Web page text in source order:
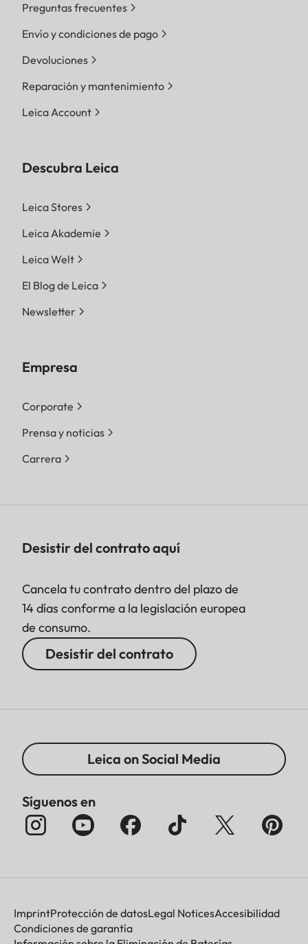
Preguntas frecuentes
Envío y condiciones de pago
Devoluciones
Reparación y mantenimiento
Leica Account
Descubra Leica
Leica Stores
Leica Akademie
Leica Welt
El Blog de Leica
Newsletter
Empresa
Corporate
Prensa y noticias
Carrera
Desistir del contrato aquí
Cancela tu contrato dentro del plazo de
14 días conforme a la legislación europea
de consumo.
Desistir del contrato
Leica on Social Media
Síguenos en
ImprintProtección de datosLegal NoticesAccesibilidad
Condiciones de garantía